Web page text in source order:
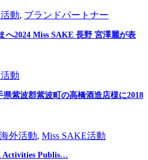
動, ブランドパートナー
へ2024 Miss SAKE 長野 宮澤麗が表
動
紫波郡紫波町の高橋酒造店様に2018
海外活動, Miss SAKE活動
Activities Publis…